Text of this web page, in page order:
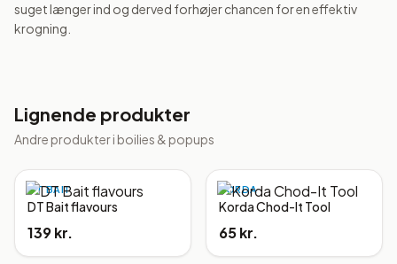
suget længer ind og derved forhøjer chancen for en effektiv
krogning.
Lignende produkter
Andre produkter i boilies & popups
DT BAIT
DT Bait flavours
139 kr.
KORDA
Korda Chod-It Tool
65 kr.